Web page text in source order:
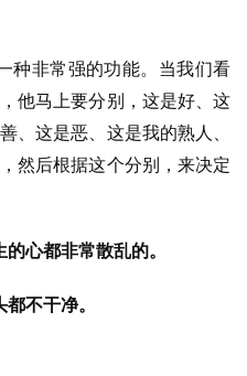
种非常强的功能。当我们看
他马上要分别，这是好、这
、这是恶、这是我的熟人、
然后根据这个分别，来决定
心都非常散乱的。
不干净。